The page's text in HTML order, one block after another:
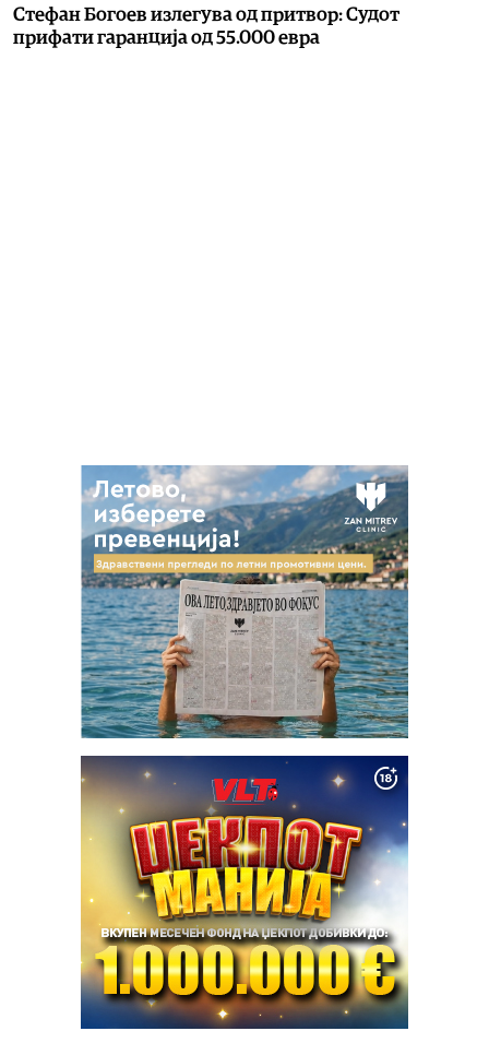
Стефан Богоев излегува од притвор: Судот
прифати гаранција од 55.000 евра